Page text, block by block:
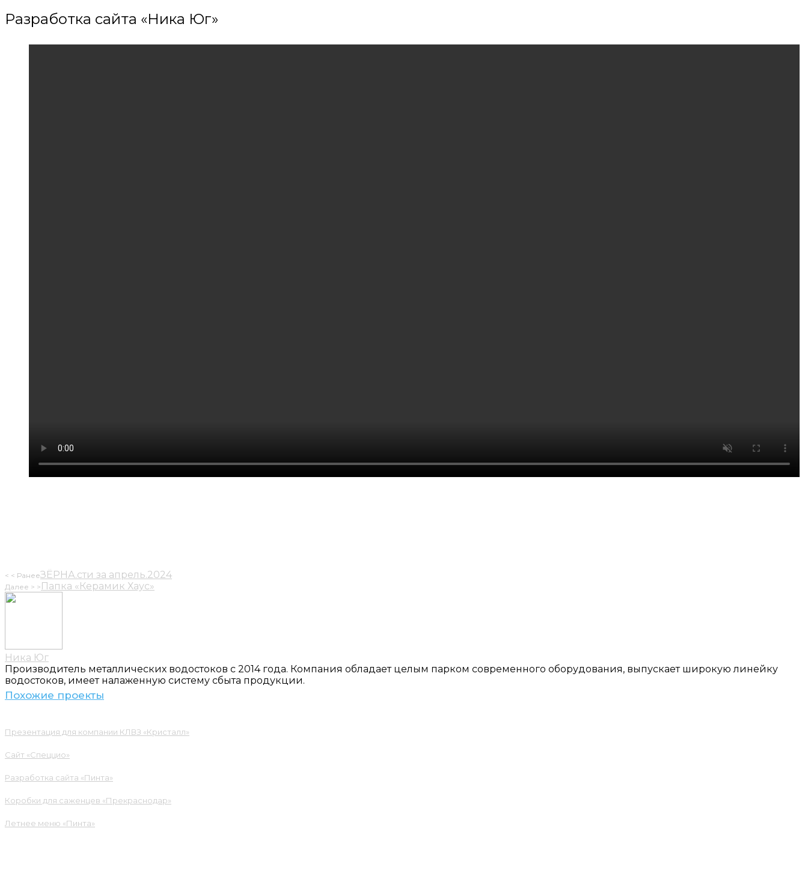
Разработка сайта «Ника Юг»
ЗЁРНА.сти за апрель.2024
Папка «Керамик Хаус»
Ника Юг
Производитель металлических водостоков с 2014 года. Компания обладает целым парком современного оборудования, выпускает широкую линейку
водостоков, имеет налаженную систему сбыта продукции.
Похожие проекты
Презентация для компании КЛВЗ «Кристалл»
Сайт «Спеццио»
Разработка сайта «Пинта»
Коробки для саженцев «Прекраснодар»
Летнее меню «Пинта»